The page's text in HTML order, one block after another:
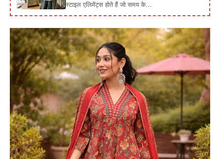
स्टाइल एलिमेंट्स होते हैं जो समय के...